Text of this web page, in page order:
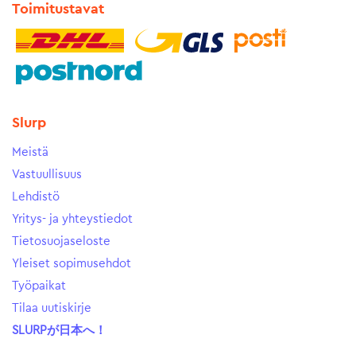
Toimitustavat
Slurp
Meistä
Vastuullisuus
Lehdistö
Yritys- ja yhteystiedot
Tietosuojaseloste
Yleiset sopimusehdot
Työpaikat
Tilaa uutiskirje
SLURPが日本へ！